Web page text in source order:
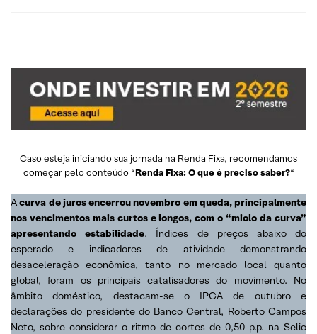
Caso esteja iniciando sua jornada na Renda Fixa, recomendamos
começar pelo conteúdo “Renda Fixa: O que é preciso saber?“
Acurva de juros encerrou novembro em queda, principalmente
nos vencimentos mais curtos e longos, com o “miolo da curva”
apresentando estabilidade. Índices de preços abaixo do
esperado e indicadores de atividade demonstrando
desaceleração econômica, tanto no mercado local quanto
global, foram os principais catalisadores do movimento. No
âmbito doméstico, destacam-se o IPCA de outubro e
declarações do presidente do Banco Central, Roberto Campos
Neto, sobre considerar o ritmo de cortes de 0,50 p.p. na Selic